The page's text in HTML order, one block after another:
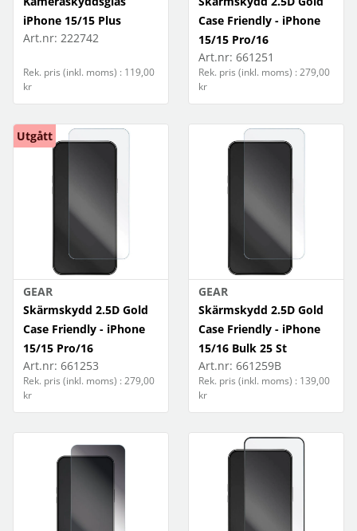
iPhone 15/15 Plus
Art.nr: 222742
Rek. pris (inkl. moms) : 119,00
kr
Case Friendly - iPhone
15/15 Pro/16
Art.nr: 661251
Rek. pris (inkl. moms) : 279,00
kr
Utgått
GEAR
Skärmskydd 2.5D Gold
Case Friendly - iPhone
15/15 Pro/16
Art.nr: 661253
Rek. pris (inkl. moms) : 279,00
kr
GEAR
Skärmskydd 2.5D Gold
Case Friendly - iPhone
15/16 Bulk 25 St
Art.nr: 661259B
Rek. pris (inkl. moms) : 139,00
kr